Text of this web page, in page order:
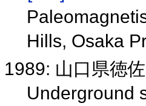
Hills, Osaka
1989: 山口県徳
Underground